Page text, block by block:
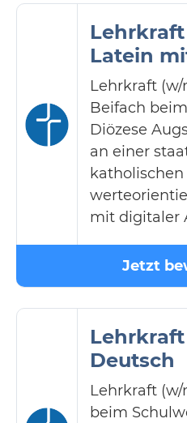
Latein
Lehrkraft
Beifach
Diözese
an einer
mit digitaler
Jetzt
Deutsch
Lehrkraft
beim